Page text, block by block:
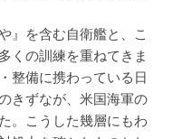
』を含む自衛艦と、こ
くの訓練を重ねてきま
整備に携わっている日
きずなが、米国海軍の
。こうした幾層にもわ